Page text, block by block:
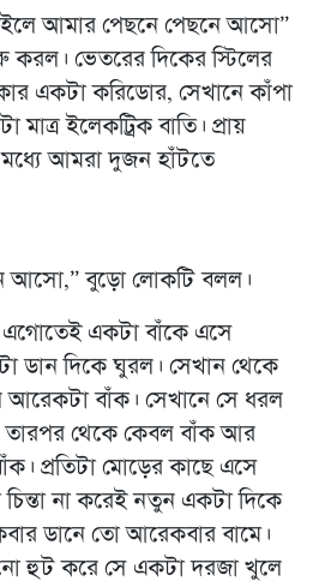
আমার পেছনে পেছনে আসো”
ভেতরের দিকের স্টিলের
একটা করিডোর, সেখানে কাঁপা
ইলেকট্রিক বাতি। প্রায়
আমরা দুজন হাঁটতে
আসো,” বুড়ো লোকটি বলল।
এগোতেই একটা বাঁকে এসে
ডান দিকে ঘুরল। সেখান থেকে
বাঁক। সেখানে সে ধরল
থেকে কেবল বাঁক আর
প্রতিটা মোড়ের কাছে এসে
চিন্তা না করেই নতুন একটা দিকে
ডানে তো আরেকবার বামে।
হুট করে সে একটা দরজা খুলে